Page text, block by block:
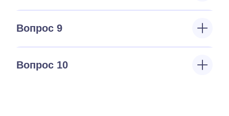
Вопрос 9
Вопрос 10